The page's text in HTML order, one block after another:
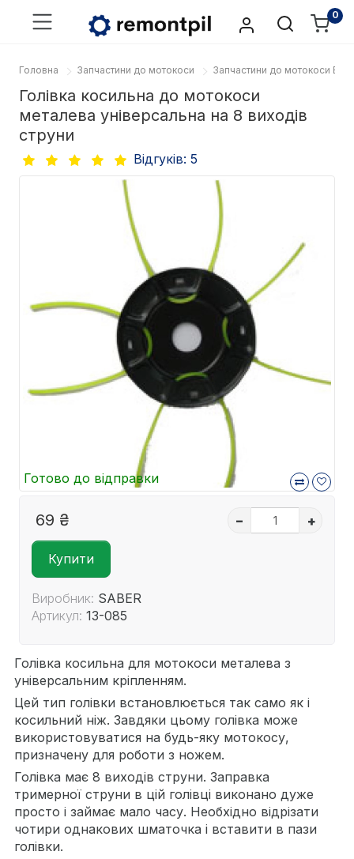
0
Головна Запчастини до мотокоси Запчастини до мотокоси
Голівка косильна до мотокоси
металева універсальна на 8 виходів
струни
Відгуків: 5
Готово до відправки
69 ₴ – +
Купити
Виробник: SABER
Артикул: 13-085
Голівка косильна для мотокоси металева з
універсальним кріпленням.
Цей тип голівки встановлюється так само як і
косильний ніж. Завдяки цьому голівка може
використовуватися на будь-яку мотокосу,
призначену для роботи з ножем.
Голівка має 8 виходів струни. Заправка
тримерної струни в цій голівці виконано дуже
просто і займає мало часу. Необхідно відрізати
чотири однакових шматочка і вставити в пази
голівки.